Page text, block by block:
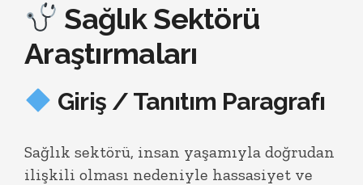
Sağlık Sektörü
Araştırmaları
Giriş / Tanıtım Paragrafı
Sağlık sektörü, insan yaşamıyla doğrudan
ilişkili olması nedeniyle hassasiyet ve